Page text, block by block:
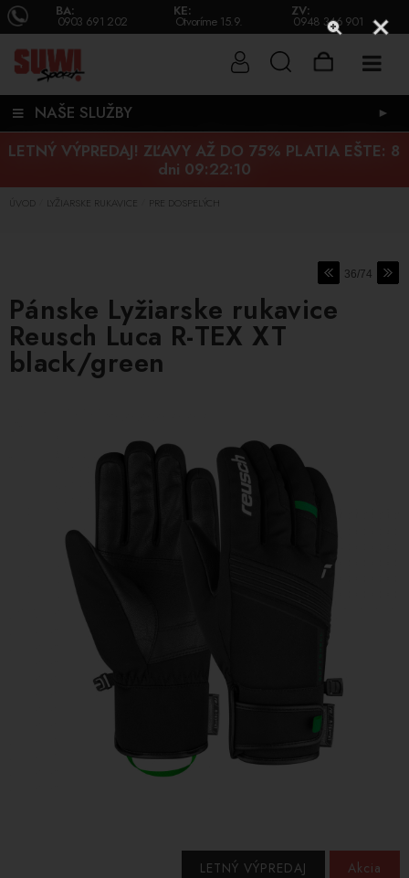
BA:
0903 691 202
KE:
Otvoríme 15.9.
ZV:
0948 346 901
NAŠE SLUŽBY ►
LETNÝ VÝPREDAJ! ZĽAVY AŽ DO 75% PLATIA EŠTE: 8
dni 09:22:09
ÚVOD LYŽIARSKE RUKAVICE PRE DOSPELÝCH
36/74
Pánske Lyžiarske rukavice
Reusch Luca R-TEX XT
black/green
Akcia
LETNÝ VÝPREDAJ